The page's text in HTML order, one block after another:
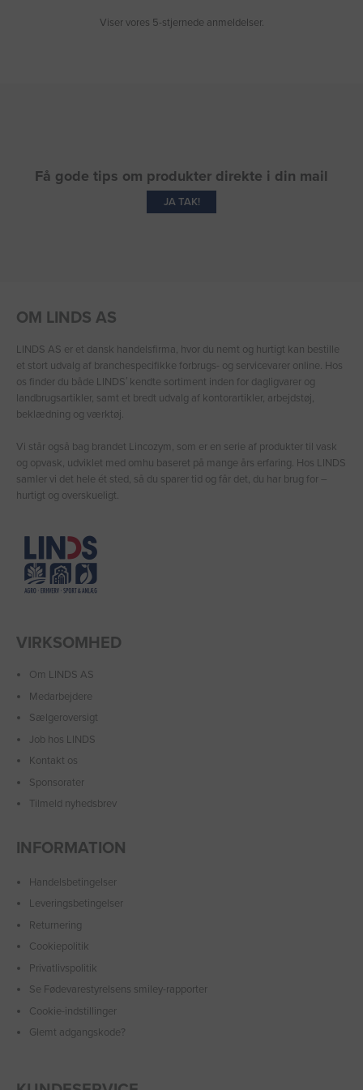
Viser vores 5-stjernede anmeldelser.
Få gode tips om produkter direkte i din mail
JA TAK!
OM LINDS AS
LINDS AS er et dansk handelsfirma, hvor du nemt og hurtigt kan bestille
et stort udvalg af branchespecifikke forbrugs- og servicevarer online. Hos
os finder du både LINDS′ kendte sortiment inden for dagligvarer og
landbrugsartikler, samt et bredt udvalg af kontorartikler, arbejdstøj,
beklædning og værktøj.
Vi står også bag brandet Lincozym, som er en serie af produkter til vask
og opvask, udviklet med omhu baseret på mange års erfaring. Hos LINDS
samler vi det hele ét sted, så du sparer tid og får det, du har brug for –
hurtigt og overskueligt.
VIRKSOMHED
Om LINDS AS
Medarbejdere
Sælgeroversigt
Job hos LINDS
Kontakt os
Sponsorater
Tilmeld nyhedsbrev
INFORMATION
Handelsbetingelser
Leveringsbetingelser
Returnering
Cookiepolitik
Privatlivspolitik
Se Fødevarestyrelsens smiley-rapporter
Cookie-indstillinger
Glemt adgangskode?